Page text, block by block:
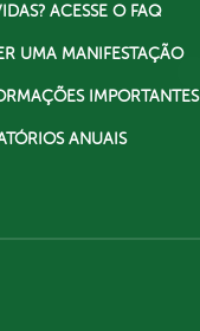
ACESSE O FAQ
UMA MANIFESTAÇÃO
IMPORTANTES
ANUAIS